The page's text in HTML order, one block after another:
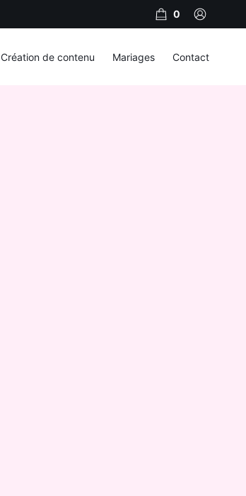
0
Création de contenu Mariages Contact